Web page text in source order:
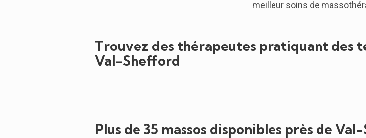
meilleur soins de
Trouvez des thérapeutes pratiquant des
Val-Shefford
Plus de 35 massos disponibles près de